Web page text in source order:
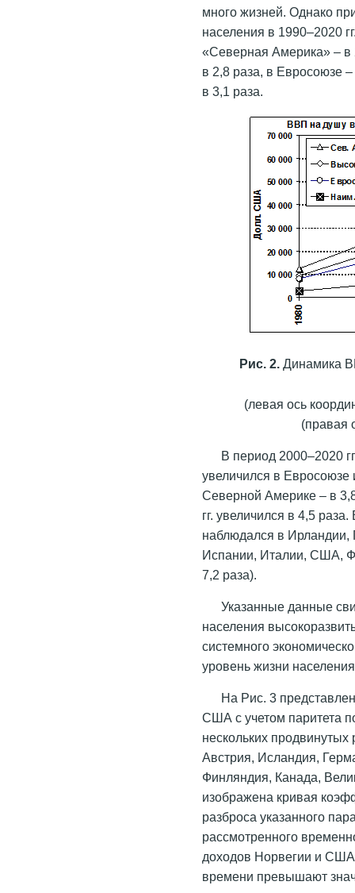
много жизней. Однако
населения в 1990–2020
«Северная Америка» – в
в 2,8 раза, в Евросоюзе
в 3,1 раза.
Рис. 2. Динамика
(левая ось
(правая
В период 2000–2020
увеличился в Евросоюзе
Северной Америке – в
гг. увеличился в 4,5
наблюдался в Ирландии,
Испании, Италии, США,
7,2 раза).
Указанные данные
населения
системного
уровень жизни
На Рис. 3
США с учетом паритета
нескольких
Австрия, Исландия,
Финляндия, Канада,
изображена кривая
разброса указанного
рассмотренного
доходов Норвегии и
времени превышают